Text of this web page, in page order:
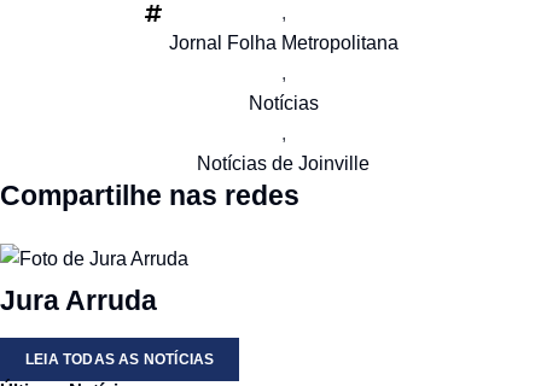
,
Jornal Folha Metropolitana
,
Notícias
,
Notícias de Joinville
Compartilhe nas redes
Jura Arruda
LEIA TODAS AS NOTÍCIAS